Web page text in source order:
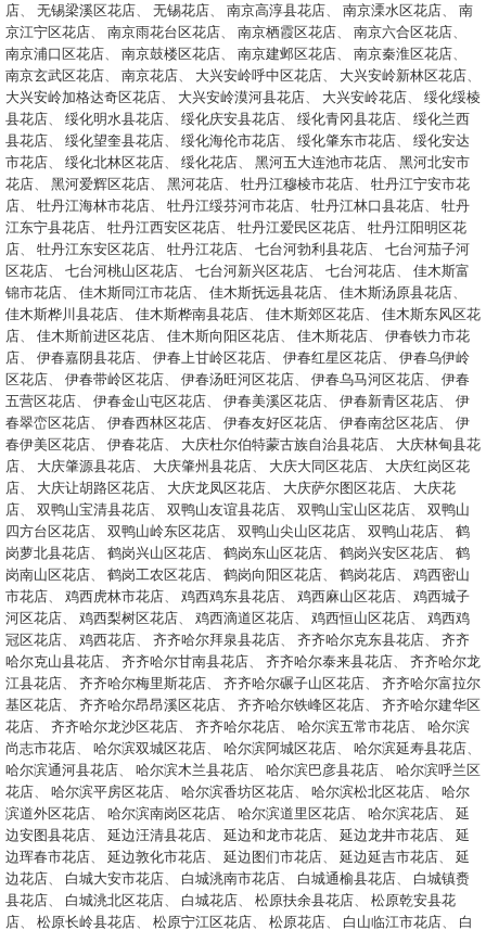
店、 无锡梁溪区花店、 无锡花店、 南京高淳县花店、 南京溧水区花店、 南
京江宁区花店、 南京雨花台区花店、 南京栖霞区花店、 南京六合区花店、
南京浦口区花店、 南京鼓楼区花店、 南京建邺区花店、 南京秦淮区花店、
南京玄武区花店、 南京花店、 大兴安岭呼中区花店、 大兴安岭新林区花店、
大兴安岭加格达奇区花店、 大兴安岭漠河县花店、 大兴安岭花店、 绥化绥棱
县花店、 绥化明水县花店、 绥化庆安县花店、 绥化青冈县花店、 绥化兰西
县花店、 绥化望奎县花店、 绥化海伦市花店、 绥化肇东市花店、 绥化安达
市花店、 绥化北林区花店、 绥化花店、 黑河五大连池市花店、 黑河北安市
花店、 黑河爱辉区花店、 黑河花店、 牡丹江穆棱市花店、 牡丹江宁安市花
店、 牡丹江海林市花店、 牡丹江绥芬河市花店、 牡丹江林口县花店、 牡丹
江东宁县花店、 牡丹江西安区花店、 牡丹江爱民区花店、 牡丹江阳明区花
店、 牡丹江东安区花店、 牡丹江花店、 七台河勃利县花店、 七台河茄子河
区花店、 七台河桃山区花店、 七台河新兴区花店、 七台河花店、 佳木斯富
锦市花店、 佳木斯同江市花店、 佳木斯抚远县花店、 佳木斯汤原县花店、
佳木斯桦川县花店、 佳木斯桦南县花店、 佳木斯郊区花店、 佳木斯东风区花
店、 佳木斯前进区花店、 佳木斯向阳区花店、 佳木斯花店、 伊春铁力市花
店、 伊春嘉阴县花店、 伊春上甘岭区花店、 伊春红星区花店、 伊春乌伊岭
区花店、 伊春带岭区花店、 伊春汤旺河区花店、 伊春乌马河区花店、 伊春
五营区花店、 伊春金山屯区花店、 伊春美溪区花店、 伊春新青区花店、 伊
春翠峦区花店、 伊春西林区花店、 伊春友好区花店、 伊春南岔区花店、 伊
春伊美区花店、 伊春花店、 大庆杜尔伯特蒙古族自治县花店、 大庆林甸县花
店、 大庆肇源县花店、 大庆肇州县花店、 大庆大同区花店、 大庆红岗区花
店、 大庆让胡路区花店、 大庆龙凤区花店、 大庆萨尔图区花店、 大庆花
店、 双鸭山宝清县花店、 双鸭山友谊县花店、 双鸭山宝山区花店、 双鸭山
四方台区花店、 双鸭山岭东区花店、 双鸭山尖山区花店、 双鸭山花店、 鹤
岗萝北县花店、 鹤岗兴山区花店、 鹤岗东山区花店、 鹤岗兴安区花店、 鹤
岗南山区花店、 鹤岗工农区花店、 鹤岗向阳区花店、 鹤岗花店、 鸡西密山
市花店、 鸡西虎林市花店、 鸡西鸡东县花店、 鸡西麻山区花店、 鸡西城子
河区花店、 鸡西梨树区花店、 鸡西滴道区花店、 鸡西恒山区花店、 鸡西鸡
冠区花店、 鸡西花店、 齐齐哈尔拜泉县花店、 齐齐哈尔克东县花店、 齐齐
哈尔克山县花店、 齐齐哈尔甘南县花店、 齐齐哈尔泰来县花店、 齐齐哈尔龙
江县花店、 齐齐哈尔梅里斯花店、 齐齐哈尔碾子山区花店、 齐齐哈尔富拉尔
基区花店、 齐齐哈尔昂昂溪区花店、 齐齐哈尔铁峰区花店、 齐齐哈尔建华区
花店、 齐齐哈尔龙沙区花店、 齐齐哈尔花店、 哈尔滨五常市花店、 哈尔滨
尚志市花店、 哈尔滨双城区花店、 哈尔滨阿城区花店、 哈尔滨延寿县花店、
哈尔滨通河县花店、 哈尔滨木兰县花店、 哈尔滨巴彦县花店、 哈尔滨呼兰区
花店、 哈尔滨平房区花店、 哈尔滨香坊区花店、 哈尔滨松北区花店、 哈尔
滨道外区花店、 哈尔滨南岗区花店、 哈尔滨道里区花店、 哈尔滨花店、 延
边安图县花店、 延边汪清县花店、 延边和龙市花店、 延边龙井市花店、 延
边珲春市花店、 延边敦化市花店、 延边图们市花店、 延边延吉市花店、 延
边花店、 白城大安市花店、 白城洮南市花店、 白城通榆县花店、 白城镇赉
县花店、 白城洮北区花店、 白城花店、 松原扶余县花店、 松原乾安县花
店、 松原长岭县花店、 松原宁江区花店、 松原花店、 白山临江市花店、 白